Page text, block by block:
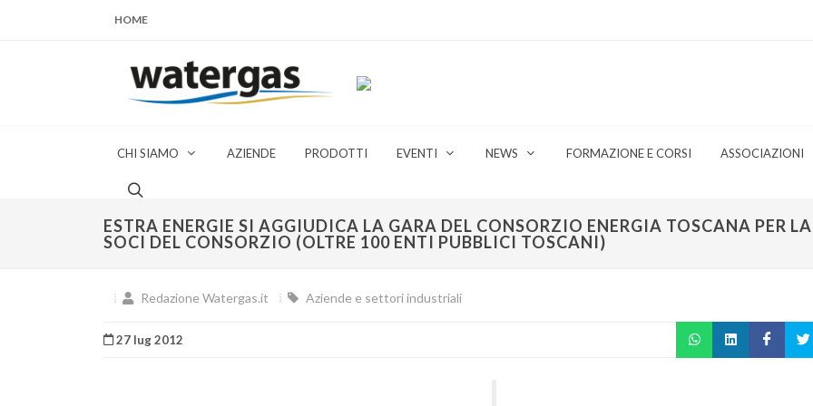
HOME
CHI SIAMO AZIENDE PRODOTTI EVENTI NEWS FORMAZIONE E CORSI ASSOCIAZIONI
ESTRA ENERGIE SI AGGIUDICA LA GARA DEL CONSORZIO ENERGIA TOSCANA PER
SOCI DEL CONSORZIO (OLTRE 100 ENTI PUBBLICI TOSCANI)
Redazione Watergas.it Aziende e settori industriali
27 lug 2012